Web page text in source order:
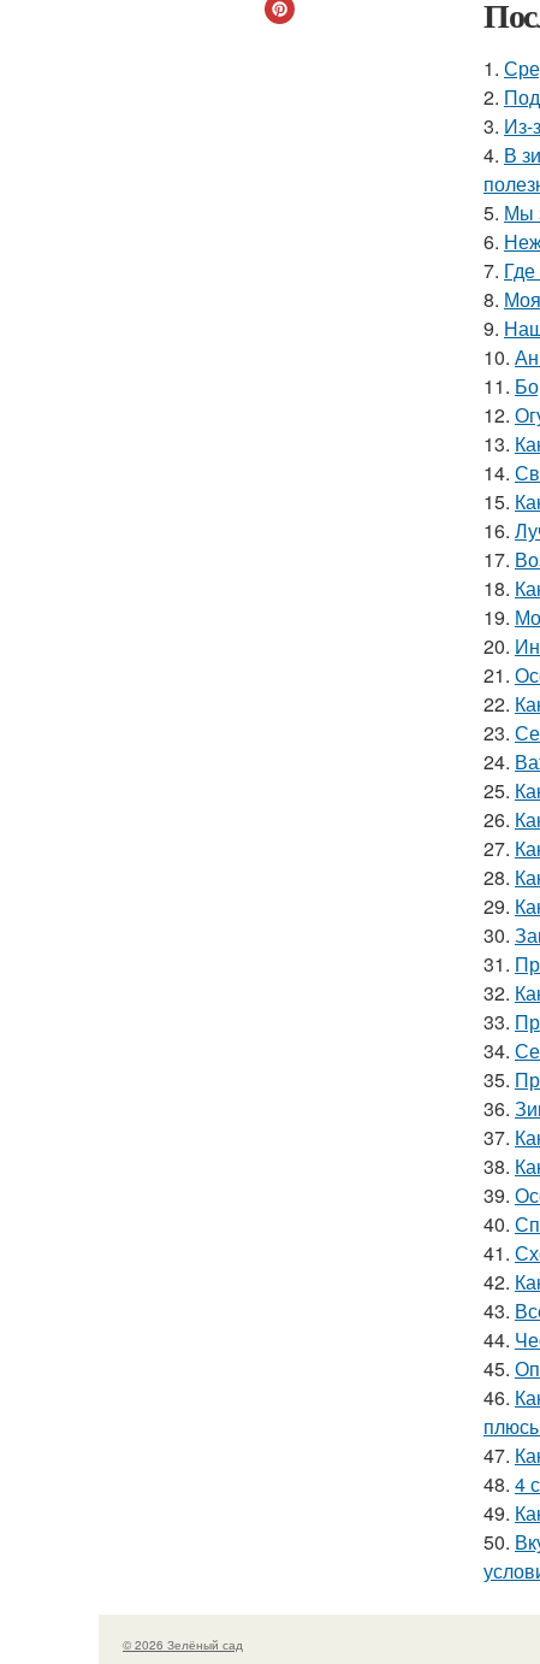
1.
2.
3. Из-
4. В
5. Мы
6.
7.
8.
9.
10.
11.
12.
13.
14.
15.
16.
17.
18.
19.
20.
21.
22.
23.
24.
25.
26.
27.
28.
29.
30.
31.
32.
33.
34.
35.
36.
37.
38.
39.
40.
41.
42.
43.
44.
45.
46.
47.
48. 4
49.
50.
© 2026 Зелёный сад